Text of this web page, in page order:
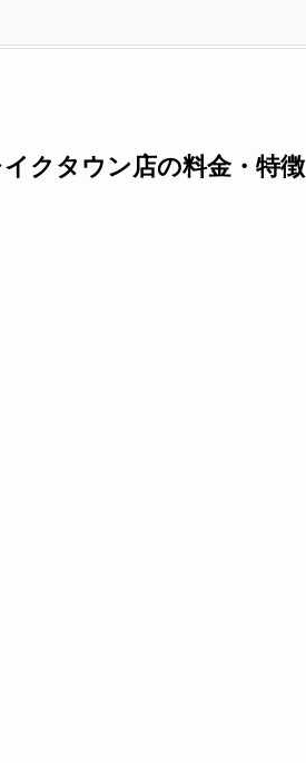
クタウン店の料金・特徴